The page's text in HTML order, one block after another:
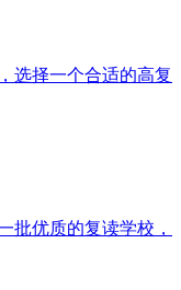
选择一个合适的高复
批优质的复读学校，